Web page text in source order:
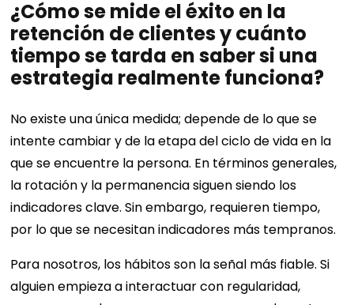
¿Cómo se mide el éxito en la
retención de clientes y cuánto
tiempo se tarda en saber si una
estrategia realmente funciona?
No existe una única medida; depende de lo que se
intente cambiar y de la etapa del ciclo de vida en la
que se encuentre la persona. En términos generales,
la rotación y la permanencia siguen siendo los
indicadores clave. Sin embargo, requieren tiempo,
por lo que se necesitan indicadores más tempranos.
Para nosotros, los hábitos son la señal más fiable. Si
alguien empieza a interactuar con regularidad,